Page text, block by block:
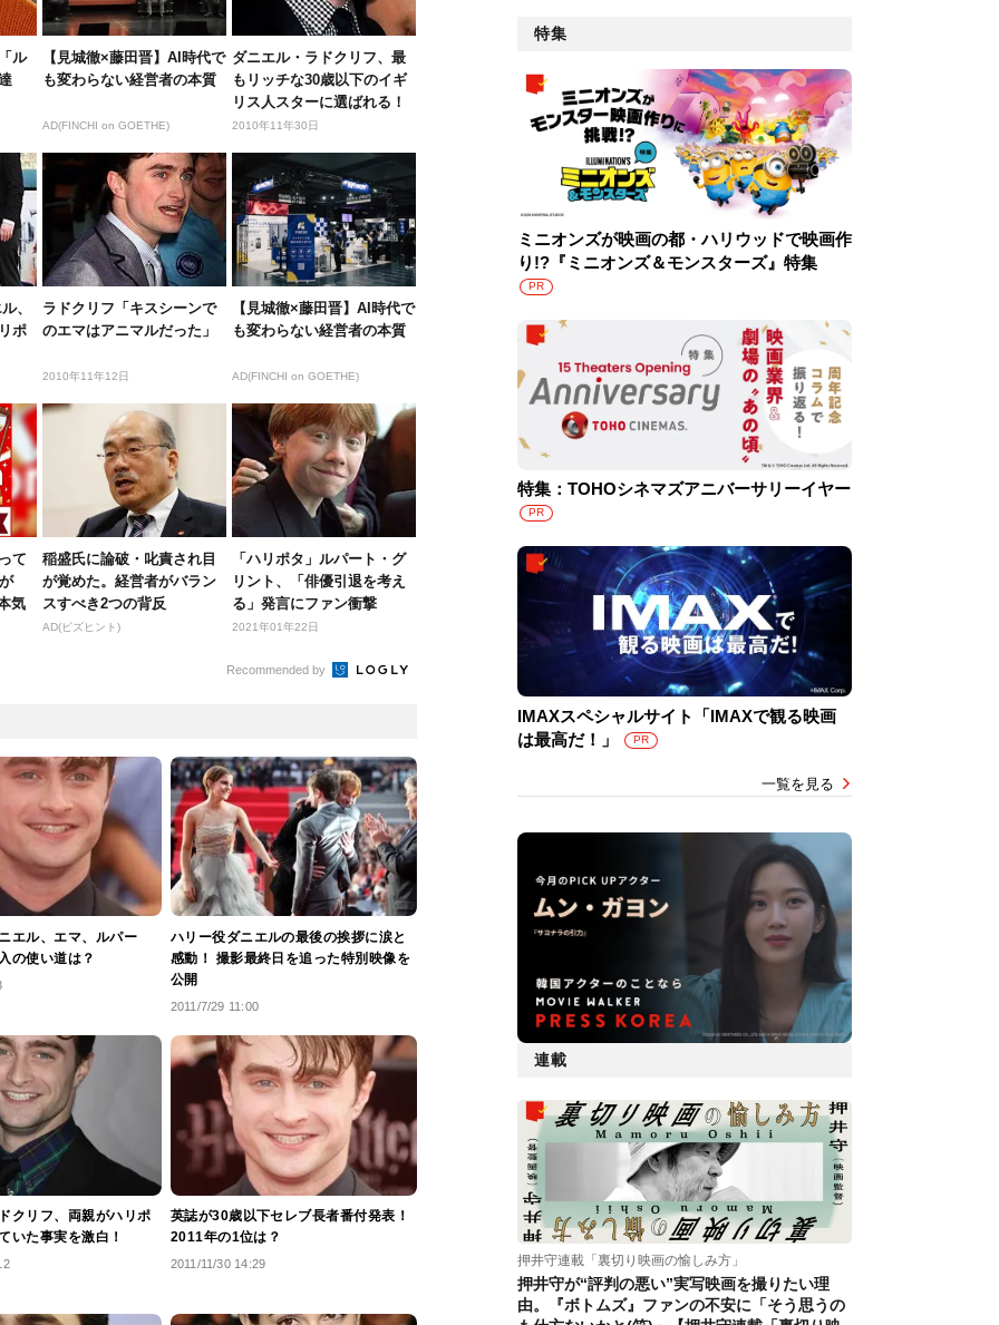
ル
【見城徹×藤田晋】AI時代で
も変わらない経営者の本質
AD(FINCHI on GOETHE)
ダニエル・ラドクリフ、最
もリッチな30歳以下のイギ
リス人スターに選ばれる！
2010年11年30日
、
ポ
ラドクリフ「キスシーンで
のエマはアニマルだった」
2010年11年12日
【見城徹×藤田晋】AI時代で
も変わらない経営者の本質
AD(FINCHI on GOETHE)
て
気
稲盛氏に論破・叱責され目
が覚めた。経営者がバラン
スすべき2つの背反
AD(ビズヒント)
「ハリポタ」ルパート・グ
リント、「俳優引退を考え
る」発言にファン衝撃
2021年01年22日
Recommended by
エル、エマ、ルパー
の使い道は？
ハリー役ダニエルの最後の挨拶に涙と
感動！ 撮影最終日を追った特別映像を
公開
2011/7/29 11:00
クリフ、両親がハリポ
いた事実を激白！
英誌が30歳以下セレブ長者番付発表！
2011年の1位は？
2011/11/30 14:29
特集
ミニオンズが映画の都・ハリウッドで映画作
り!?『ミニオンズ＆モンスターズ』特集
PR
特集：TOHOシネマズアニバーサリーイヤー
PR
IMAXスペシャルサイト「IMAXで観る映画
は最高だ！」
PR
一覧を見る
連載
押井守連載「裏切り映画の愉しみ方」
押井守が“評判の悪い”実写映画を撮りたい理
由。『ボトムズ』ファンの不安に「そう思うの